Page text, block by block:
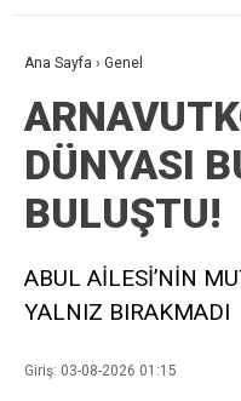
Ana Sayfa › Genel
DÜNYASI
BULUŞTU!
ABUL AİLESİ’NİN
YALNIZ BIRAKMADI
Giriş: 03-08-2026 01:15